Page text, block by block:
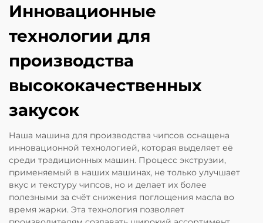
Инновационные
технологии для
производства
высококачественных
закусок
Наша машина для производства чипсов оснащена
инновационной технологией, которая выделяет её
среди традиционных машин. Процесс экструзии,
применяемый в наших машинах, не только улучшает
вкус и текстуру чипсов, но и делает их более
полезными за счёт снижения поглощения масла во
время жарки. Эта технология позволяет